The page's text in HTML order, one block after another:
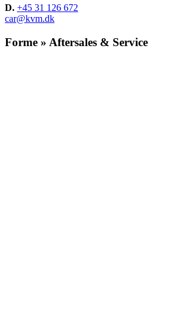
D. +45 31 126 672
car@kvm.dk
Forme » Aftersales & Service